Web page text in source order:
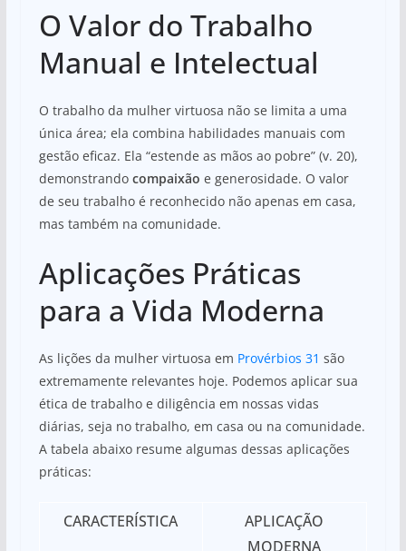
O Valor do Trabalho
Manual e Intelectual
O trabalho da mulher virtuosa não se limita a uma
única área; ela combina habilidades manuais com
gestão eficaz. Ela “estende as mãos ao pobre” (v. 20),
demonstrando compaixão e generosidade. O valor
de seu trabalho é reconhecido não apenas em casa,
mas também na comunidade.
Aplicações Práticas
para a Vida Moderna
As lições da mulher virtuosa em Provérbios 31 são
extremamente relevantes hoje. Podemos aplicar sua
ética de trabalho e diligência em nossas vidas
diárias, seja no trabalho, em casa ou na comunidade.
A tabela abaixo resume algumas dessas aplicações
práticas:
CARACTERÍSTICA
APLICAÇÃO
MODERNA